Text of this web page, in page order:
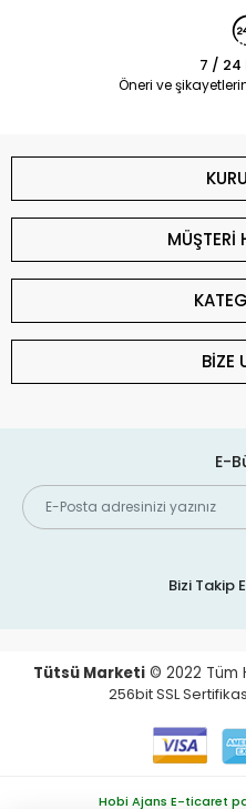
7 / 24
Öneri ve
MÜŞTERİ
BİZE
E-
Bizi Takip
Tütsü Marketi © 2022 Tüm
256bit SSL
Hobi Ajans E-ticaret